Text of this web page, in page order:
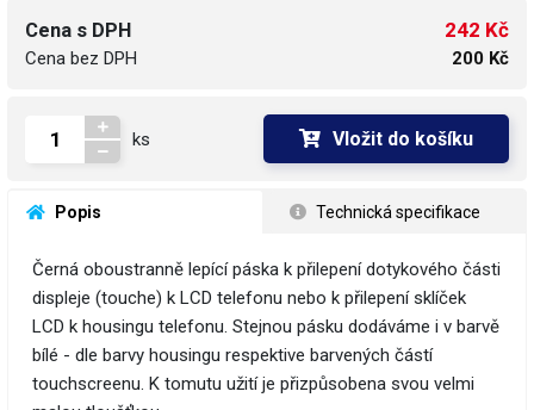
Cena s DPH
Cena bez DPH
242 Kč
200 Kč
ks Vložit do košíku
Popis Technická specifikace
Černá oboustranně lepící páska k přilepení dotykového části
displeje (touche) k LCD telefonu nebo k přilepení sklíček
LCD k housingu telefonu. Stejnou pásku dodáváme i v barvě
bílé - dle barvy housingu respektive barvených částí
touchscreenu. K tomutu užití je přizpůsobena svou velmi